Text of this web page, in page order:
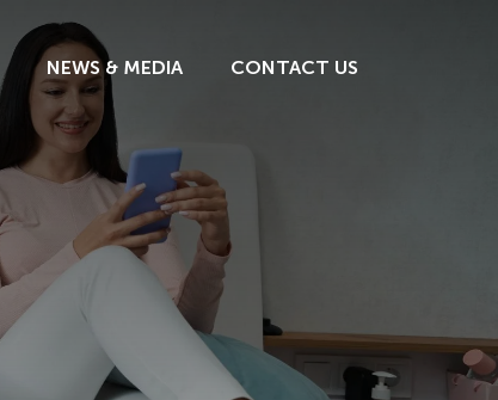
NEWS & MEDIA CONTACT US